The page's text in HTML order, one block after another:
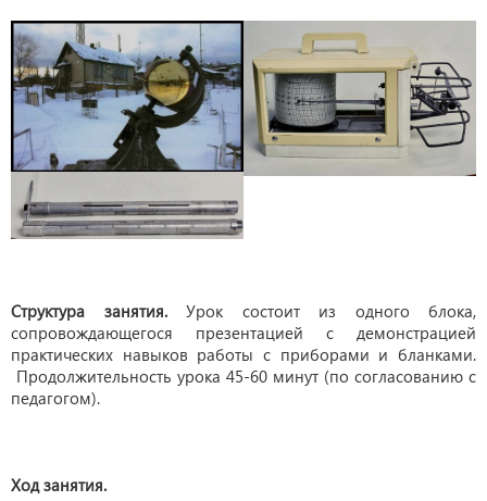
Структура занятия.Урок состоит из одного блока,
сопровождающегося презентацией с демонстрацией
практических навыков работы с приборами и бланками.
Продолжительность урока 45-60 минут (по согласованию с
педагогом).
Ход занятия.